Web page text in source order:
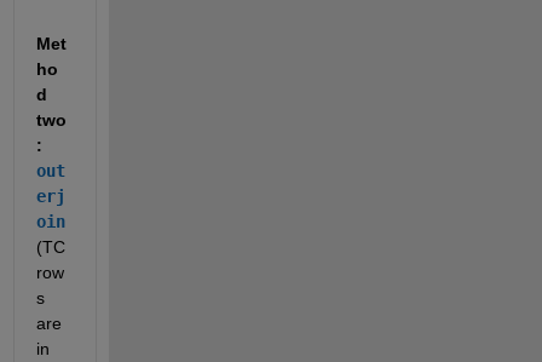
Met
ho
d
two
:
out
erj
oin
(TC
row
s
are
in